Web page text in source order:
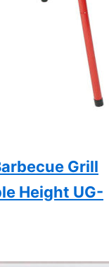
Grill
Height UG-